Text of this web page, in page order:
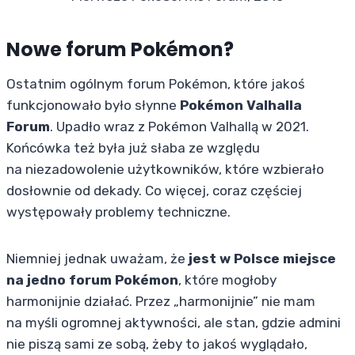
Nowe forum Pokémon?
Ostatnim ogólnym forum Pokémon, które jakoś
funkcjonowało było słynne Pokémon Valhalla
Forum. Upadło wraz z Pokémon Valhallą w 2021.
Końcówka też była już słaba ze względu
na niezadowolenie użytkowników, które wzbierało
dosłownie od dekady. Co więcej, coraz częściej
występowały problemy techniczne.
Niemniej jednak uważam, że jest w Polsce miejsce
na jedno forum Pokémon, które mogłoby
harmonijnie działać. Przez „harmonijnie” nie mam
na myśli ogromnej aktywności, ale stan, gdzie admini
nie piszą sami ze sobą, żeby to jakoś wyglądało,